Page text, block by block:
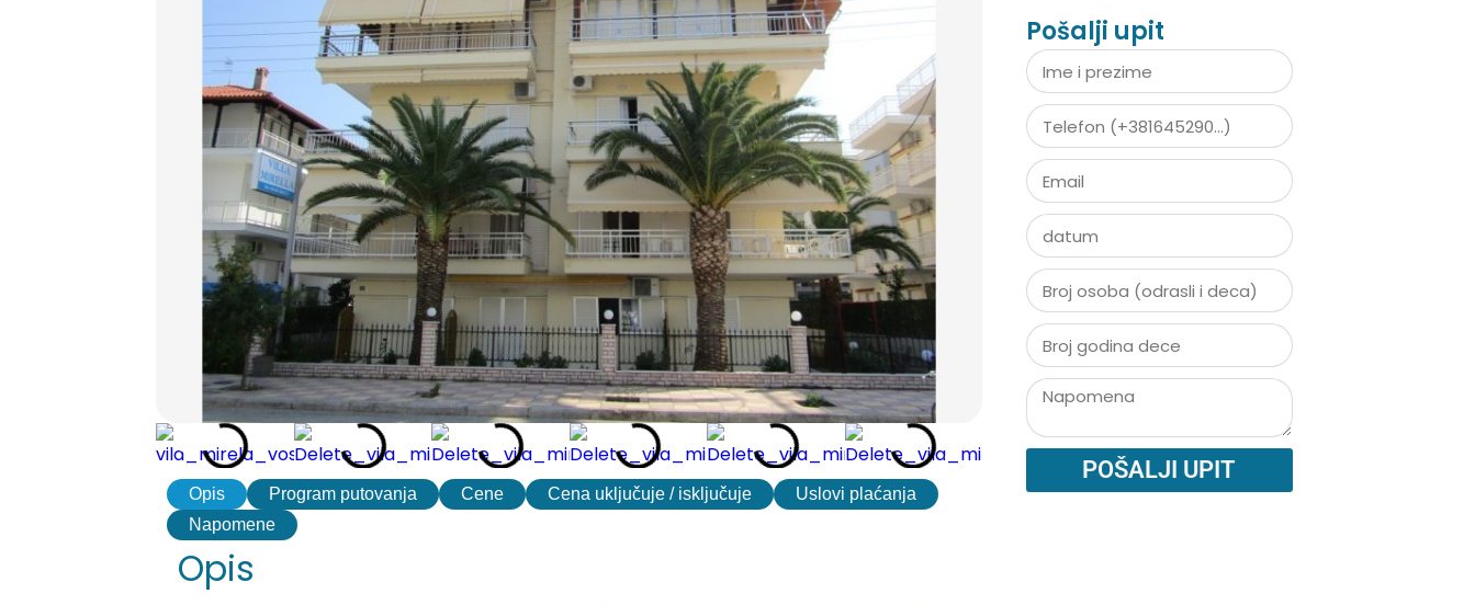
Opis Program putovanja Cene Cena uključuje / isključuje
Uslovi plaćanja
Napomene
Opis
Pošalji upit
POŠALJI UPIT